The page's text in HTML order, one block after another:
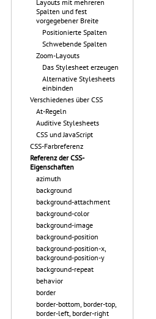
Layouts mit mehreren
Spalten und fest
vorgegebener Breite
Positionierte Spalten
Schwebende Spalten
Zoom-Layouts
Das Stylesheet erzeugen
Alternative Stylesheets
einbinden
Verschiedenes über CSS
At-Regeln
Auditive Stylesheets
CSS und JavaScript
CSS-Farbreferenz
Referenz der CSS-
Eigenschaften
azimuth
background
background-attachment
background-color
background-image
background-position
background-position-x,
background-position-y
background-repeat
behavior
border
border-bottom, border-top,
border-left, border-right